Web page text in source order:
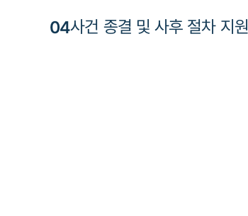
04사건 종결 및 사후 절차 지원